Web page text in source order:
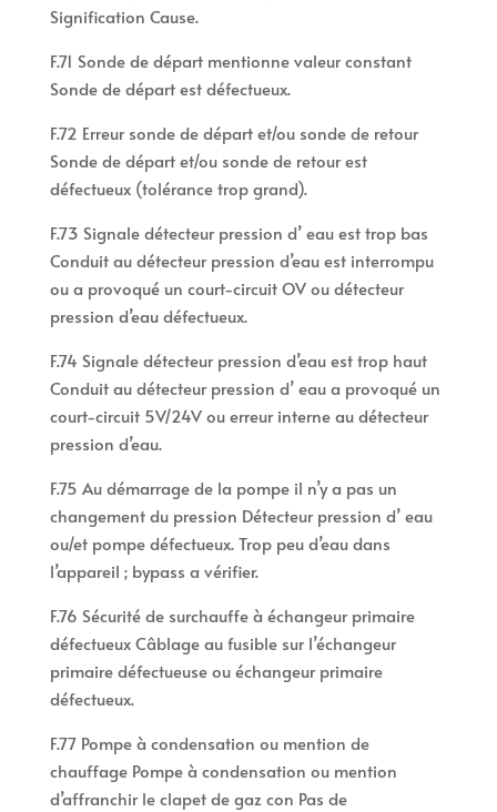
Signification Cause.
F.71 Sonde de départ mentionne valeur constant
Sonde de départ est défectueux.
F.72 Erreur sonde de départ et/ou sonde de retour
Sonde de départ et/ou sonde de retour est
défectueux (tolérance trop grand).
F.73 Signale détecteur pression d’ eau est trop bas
Conduit au détecteur pression d’eau est interrompu
ou a provoqué un court-circuit OV ou détecteur
pression d’eau défectueux.
F.74 Signale détecteur pression d’eau est trop haut
Conduit au détecteur pression d’ eau a provoqué un
court-circuit 5V/24V ou erreur interne au détecteur
pression d’eau.
F.75 Au démarrage de la pompe il n’y a pas un
changement du pression Détecteur pression d’ eau
ou/et pompe défectueux. Trop peu d’eau dans
l’appareil ; bypass a vérifier.
F.76 Sécurité de surchauffe à échangeur primaire
défectueux Câblage au fusible sur l’échangeur
primaire défectueuse ou échangeur primaire
défectueux.
F.77 Pompe à condensation ou mention de
chauffage Pompe à condensation ou mention
d’affranchir le clapet de gaz con Pas de